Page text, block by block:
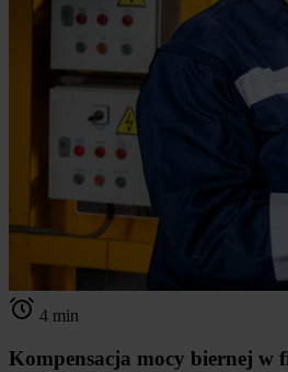
4 min
Kompensacja mocy biernej w